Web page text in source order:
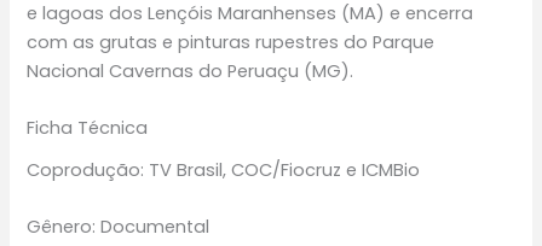
e lagoas dos Lençóis Maranhenses (MA) e encerra
com as grutas e pinturas rupestres do Parque
Nacional Cavernas do Peruaçu (MG).
Ficha Técnica
Coprodução: TV Brasil, COC/Fiocruz e ICMBio
Gênero: Documental